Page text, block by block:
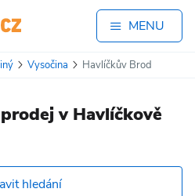
MENU
Vysočina Havlíčkův Brod
v Havlíčkově
hledání